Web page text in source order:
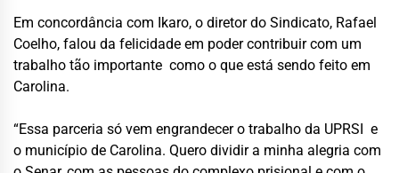
Em concordância com Ikaro, o diretor do Sindicato, Rafael
Coelho, falou da felicidade em poder contribuir com um
trabalho tão importante como o que está sendo feito em
Carolina.
“Essa parceria só vem engrandecer o trabalho da UPRSI e
o município de Carolina. Quero dividir a minha alegria com